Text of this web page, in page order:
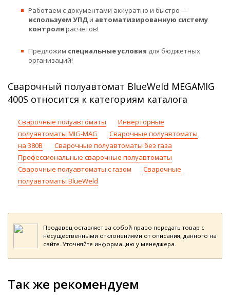
Работаем с документами аккуратно и быстро —
используем УПДи автоматизированную систему
контроля расчетов!
Предложим специальные условия для бюджетных
организаций!
Сварочный полуавтомат BlueWeld MEGAMIG
400S относится к категориям каталога
Сварочные полуавтоматы
Инверторные
полуавтоматы MIG-MAG
Сварочные полуавтоматы
на 380В
Сварочные полуавтоматы без газа
Профессиональные сварочные полуавтоматы
Сварочные полуавтоматы с газом
Сварочные
полуавтоматы BlueWeld
Продавец оставляет за собой право передать товар с
несущественными отклонениями от описания, данного на
сайте. Уточняйте информацию у менеджера.
Так же рекомендуем